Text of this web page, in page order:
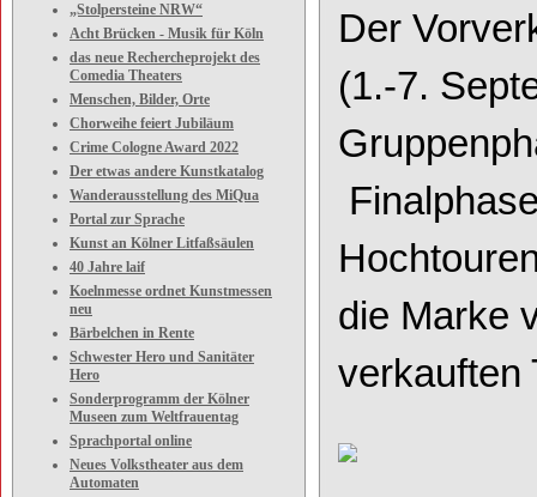
„Stolpersteine NRW“
Acht Brücken - Musik für Köln
das neue Rechercheprojekt des
Comedia Theaters
Menschen, Bilder, Orte
Chorweihe feiert Jubiläum
Crime Cologne Award 2022
Der etwas andere Kunstkatalog
Wanderausstellung des MiQua
Portal zur Sprache
Kunst an Kölner Litfaßsäulen
40 Jahre laif
Koelnmesse ordnet Kunstmessen
neu
Bärbelchen in Rente
Schwester Hero und Sanitäter
Hero
Sonderprogramm der Kölner
Museen zum Weltfrauentag
Sprachportal online
Neues Volkstheater aus dem
Automaten
Der
(1.-7.
die Marke
verkauften